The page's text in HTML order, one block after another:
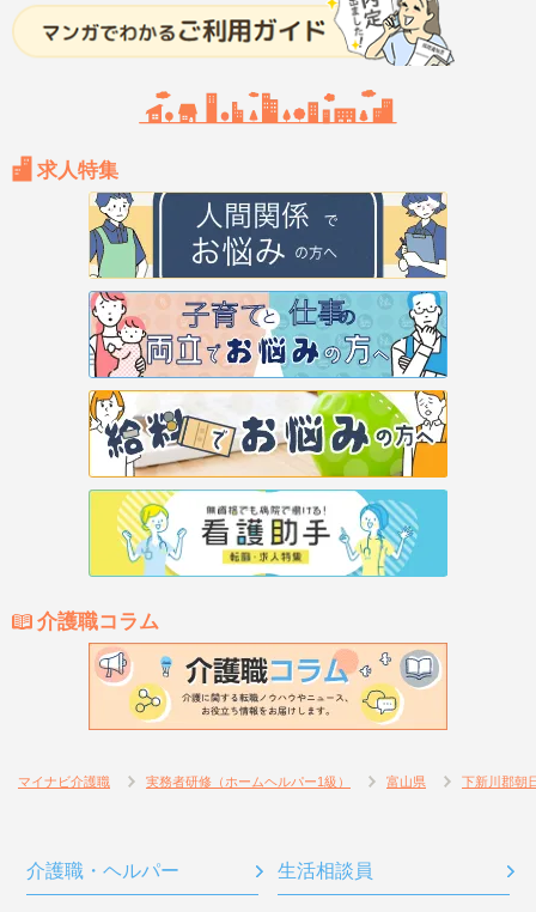
求人特集
介護職コラム
マイナビ介護職 実務者研修（ホームヘルパー1級） 富山県 下新川郡朝
介護職・ヘルパー 生活相談員